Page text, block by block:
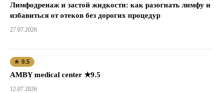
Лимфодренаж и застой жидкости: как разогнать лимфу и
избавиться от отеков без дорогих процедур
27.07.2026
★ 9.5
AMBY medical center ★9.5
12.07.2026